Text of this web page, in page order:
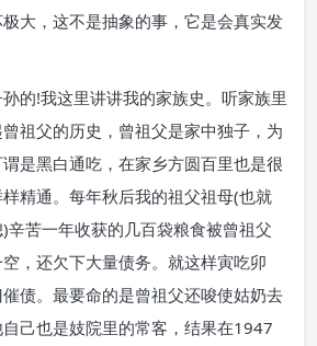
大，这不是抽象的事，它是会真实发
的!我这里讲讲我的家族史。听家族里
祖父的历史，曾祖父是家中独子，为
是黑白通吃，在家乡方圆百里也是很
精通。每年秋后我的祖父祖母(也就
辛苦一年收获的几百袋粮食被曾祖父
，还欠下大量债务。就这样寅吃卯
债。最要命的是曾祖父还唆使姑奶去
己也是妓院里的常客，结果在1947